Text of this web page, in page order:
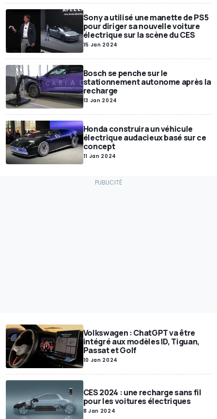
Sony a utilisé une manette de PS5
pour diriger sa nouvelle voiture
électrique sur la scène du CES
15 Jan 2024
Bosch se penche sur le
stationnement autonome après la
recharge
13 Jan 2024
Honda construira un véhicule
électrique audacieux basé sur ce
concept
11 Jan 2024
Volkswagen : ChatGPT va être
intégré aux modèles ID, Tiguan,
Passat et Golf
10 Jan 2024
CES 2024 : une recharge sans fil
pour les voitures électriques
8 Jan 2024